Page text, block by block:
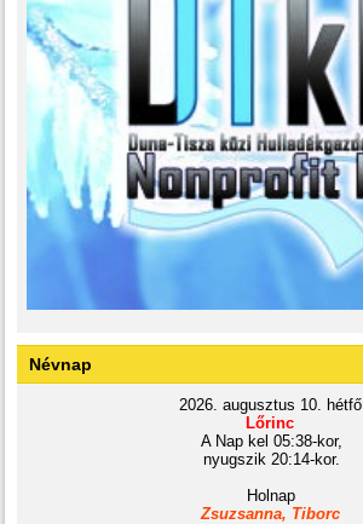
Névnap
2026. augusztus 10. hétfő
Lőrinc
A Nap kel 05:38-kor,
nyugszik 20:14-kor.
Holnap
Zsuzsanna, Tiborc